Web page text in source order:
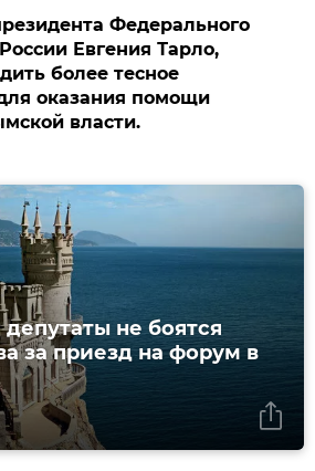
Федерального
Евгения Тарло,
более тесное
оказания помощи
власти.
не боятся
за приезд на форум в